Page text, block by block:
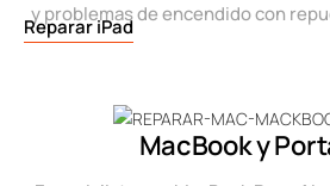
y problemas de encendido con
Reparar iPad
MacBook y